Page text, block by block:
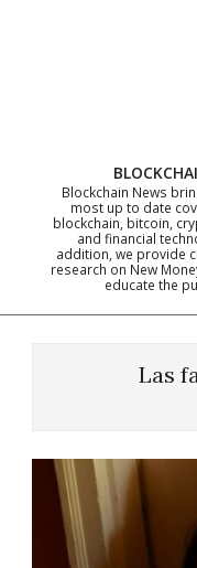
Blockchain News
most up to date
blockchain, bitcoin,
and financial
addition, we provide
research on New
educate the
Las